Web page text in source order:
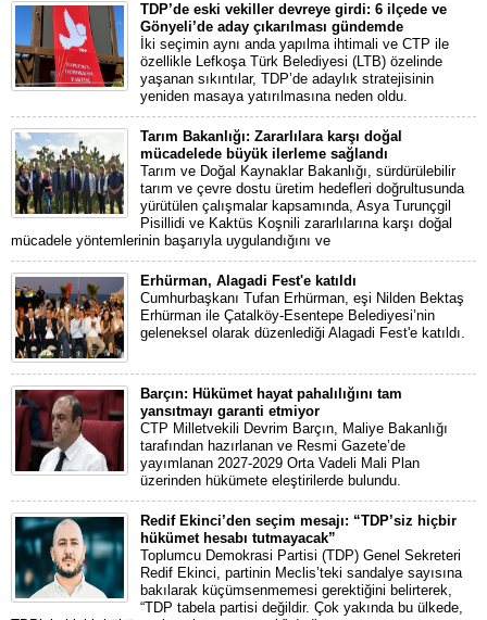
TDP’de eski vekiller devreye girdi: 6 ilçede ve
Gönyeli’de aday çıkarılması gündemde
İki seçimin aynı anda yapılma ihtimali ve CTP ile
özellikle Lefkoşa Türk Belediyesi (LTB) özelinde
yaşanan sıkıntılar, TDP’de adaylık stratejisinin
yeniden masaya yatırılmasına neden oldu.
Tarım Bakanlığı: Zararlılara karşı doğal
mücadelede büyük ilerleme sağlandı
Tarım ve Doğal Kaynaklar Bakanlığı, sürdürülebilir
tarım ve çevre dostu üretim hedefleri doğrultusunda
yürütülen çalışmalar kapsamında, Asya Turunçgil
Pisillidi ve Kaktüs Koşnili zararlılarına karşı doğal
mücadele yöntemlerinin başarıyla uygulandığını ve
Erhürman, Alagadi Fest'e katıldı
Cumhurbaşkanı Tufan Erhürman, eşi Nilden Bektaş
Erhürman ile Çatalköy-Esentepe Belediyesi’nin
geleneksel olarak düzenlediği Alagadi Fest'e katıldı.
Barçın: Hükümet hayat pahalılığını tam
yansıtmayı garanti etmiyor
CTP Milletvekili Devrim Barçın, Maliye Bakanlığı
tarafından hazırlanan ve Resmi Gazete’de
yayımlanan 2027-2029 Orta Vadeli Mali Plan
üzerinden hükümete eleştirilerde bulundu.
Redif Ekinci’den seçim mesajı: “TDP’siz hiçbir
hükümet hesabı tutmayacak”
Toplumcu Demokrasi Partisi (TDP) Genel Sekreteri
Redif Ekinci, partinin Meclis’teki sandalye sayısına
bakılarak küçümsenmemesi gerektiğini belirterek,
“TDP tabela partisi değildir. Çok yakında bu ülkede,